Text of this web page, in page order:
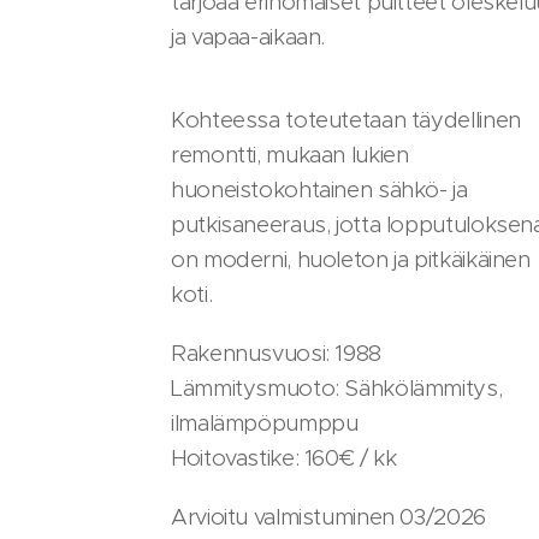
ja vapaa-aikaan.
Kohteessa toteutetaan täydellinen
remontti, mukaan lukien
huoneistokohtainen sähkö- ja
putkisaneeraus, jotta
on moderni, huoleton ja pitkäikäinen
koti.
Rakennusvuosi: 1988
Lämmitysmuoto: Sähkölämmitys,
ilmalämpöpumppu
Hoitovastike: 160€ / kk
Arvioitu valmistuminen 03/2026